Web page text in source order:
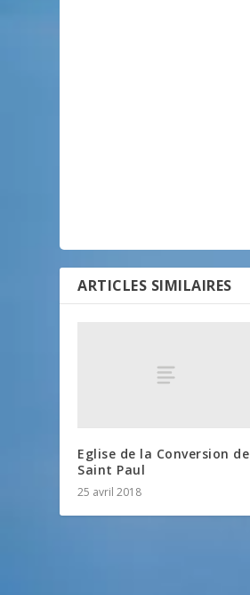
ARTICLES SIMILAIRES
Eglise de la Conversion de
Saint Paul
25 avril 2018